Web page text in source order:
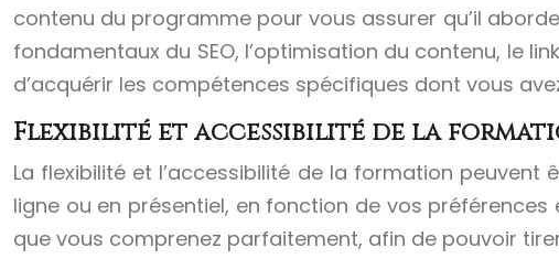
contenu du programme pour vous assurer qu’il
fondamentaux du SEO, l’optimisation du contenu, le
d’acquérir les compétences spécifiques dont vous
Flexibilité et accessibilité de la
La flexibilité et l’accessibilité de la formation
ligne ou en présentiel, en fonction de vos
que vous comprenez parfaitement, afin de pouvoir